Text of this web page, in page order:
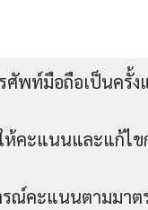
รศัพท์มือถือเป็นค
คะแนนและแก้ไข
รณ์คะแนนตามมาต